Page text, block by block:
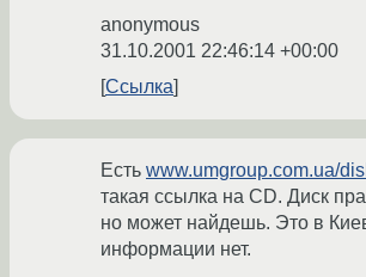
anonymous
31.10.2001 22:46:14 +00:00
Ссылка
Есть www.umgroup.com.ua/
такая ссылка на CD. Диск
но может найдешь. Это в
информации нет.